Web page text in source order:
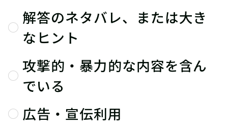
解答のネタバレ、または大き
なヒント
攻撃的・暴力的な内容を含ん
でいる
広告・宣伝利用